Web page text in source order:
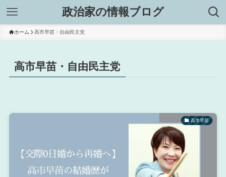
政治家の情報ブログ
ホーム 高市早苗・自由民主党
高市早苗・自由民主党
高市早苗